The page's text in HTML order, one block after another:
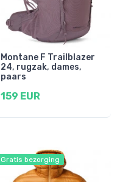
Montane F Trailblazer
24, rugzak, dames,
paars
159 EUR
Gratis bezorging